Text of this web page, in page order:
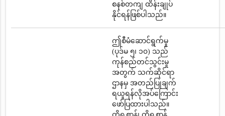
စနစ်တကျ ထိန်းချုပ်
နိုင်ရန်ဖြစ်ပါသည်။
ဤစီမံဆောင်ရွက်မှု
(ပုဒ်မ ၅၊ ၁၀) သည်
ကုန်စည်တင်သွင်းမှု
အတွက် သက်ဆိုင်ရာ
ဌာနမှ အတည်ပြုချက်
ရယူရန်လိုအပ်ကြောင်း
ဖော်ပြထားပါသည်။